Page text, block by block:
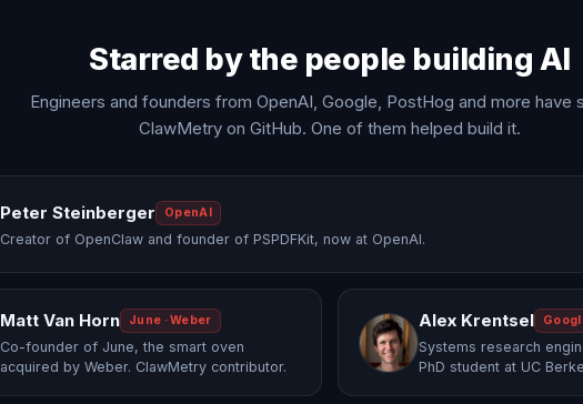
Starred by the people building AI
Engineers and founders from OpenAI, Google, PostHog and more have
ClawMetry on GitHub. One of them helped build it.
Peter Steinberger OpenAI
Creator of OpenClaw and founder of PSPDFKit, now at OpenAI.
Matt Van Horn June · Weber
Co-founder of June, the smart oven
acquired by Weber. ClawMetry contributor.
Alex Krentsel
Systems research
PhD student at UC